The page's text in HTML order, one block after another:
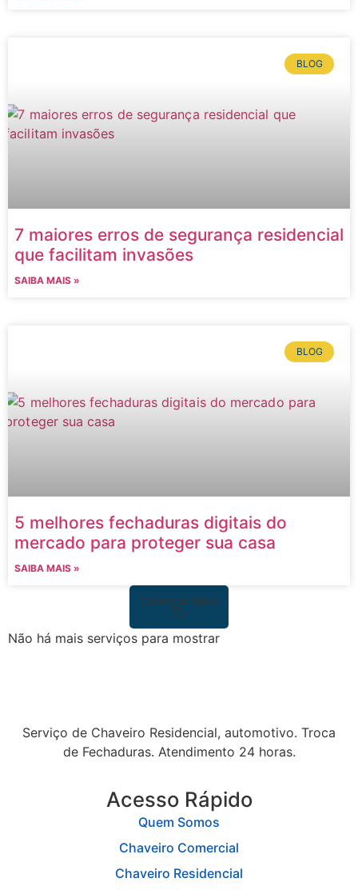
BLOG
7 maiores erros de segurança residencial
que facilitam invasões
SAIBA MAIS »
BLOG
5 melhores fechaduras digitais do
mercado para proteger sua casa
SAIBA MAIS »
Carregar Mais
Não há mais serviços para mostrar
Serviço de Chaveiro Residencial, automotivo. Troca
de Fechaduras. Atendimento 24 horas.
Acesso Rápido
Quem Somos
Chaveiro Comercial
Chaveiro Residencial